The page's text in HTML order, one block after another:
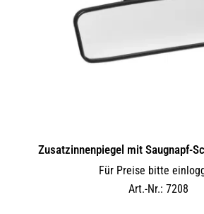
Zusatzinnenpiegel mit Saugnapf-
Für Preise bitte
Art.-Nr.: 7208